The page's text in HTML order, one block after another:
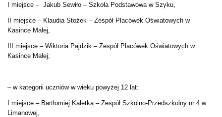
I miejsce – Jakub Sewiło – Szkoła Podstawowa w Szyku,
II miejsce – Klaudia Stożek – Zespół Placówek Oświatowych w
Kasince Małej,
III miejsce – Wiktoria Pajdzik – Zespół Placówek Oświatowych w
Kasince Małej;
– w kategorii uczniów w wieku powyżej 12 lat:
I miejsce – Bartłomiej Kaletka – Zespół Szkolno-Przedszkolny nr 4 w
Limanowej,